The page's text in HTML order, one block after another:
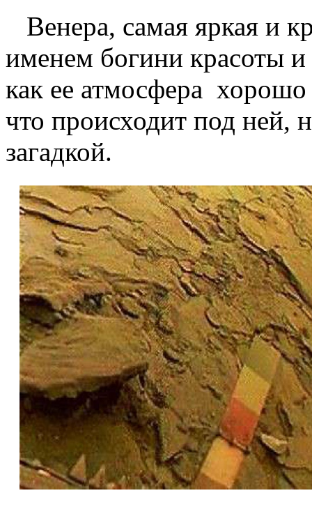
Венера, самая яркая и
именем богини красоты
как ее атмосфера
что происходит под ней,
загадкой.